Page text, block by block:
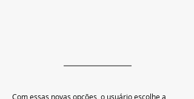
Com essas novas opções, o usuário escolhe a